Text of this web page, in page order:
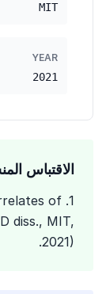
MIT
YEAR
2021
الاقتباس
of
diss., MIT,
2021).